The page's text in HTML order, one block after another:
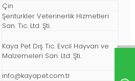
Çin
Şentürkler Veterinerlik Hizmetleri
San. Tic. Ltd. Şti.
Kaya Pet Dış Tic. Evcil Hayvan ve
Malzemeleri San. Ltd. Şti.
info@kayapet.com.tr